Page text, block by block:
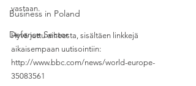
Business in Poland
Defense Sector
vastaan.
Hyvä juttu aiheesta, sisältäen linkkejä
aikaisempaan uutisointiin:
http://www.bbc.com/news/world-europe-
35083561